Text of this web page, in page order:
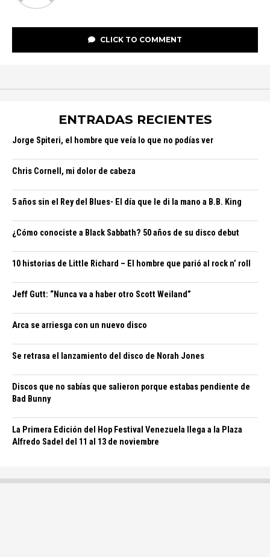
CLICK TO COMMENT
ENTRADAS RECIENTES
Jorge Spiteri, el hombre que veía lo que no podías ver
Chris Cornell, mi dolor de cabeza
5 años sin el Rey del Blues- El día que le di la mano a B.B. King
¿Cómo conociste a Black Sabbath? 50 años de su disco debut
10 historias de Little Richard – El hombre que parió al rock n’ roll
Jeff Gutt: “Nunca va a haber otro Scott Weiland”
Arca se arriesga con un nuevo disco
Se retrasa el lanzamiento del disco de Norah Jones
Discos que no sabías que salieron porque estabas pendiente de
Bad Bunny
La Primera Edición del Hop Festival Venezuela llega a la Plaza
Alfredo Sadel del 11 al 13 de noviembre